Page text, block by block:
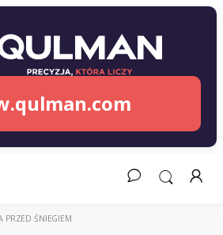
PRZED ŚNIEGIEM